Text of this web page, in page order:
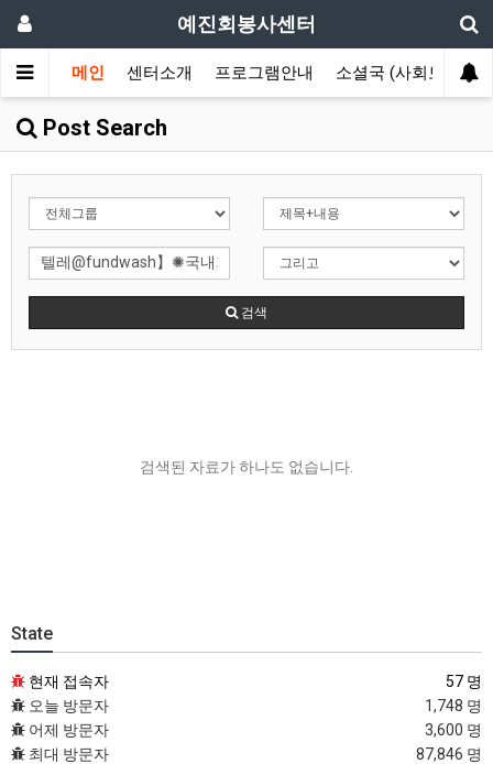
예진회봉사센터
메인 센터소개 프로그램안내 소셜국 (사회보장국)
Post Search
검색
검색된 자료가 하나도 없습니다.
State
현재 접속자
57 명
오늘 방문자
1,748 명
어제 방문자
3,600 명
최대 방문자
87,846 명